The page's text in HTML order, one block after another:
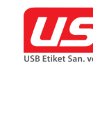
İçeriğe